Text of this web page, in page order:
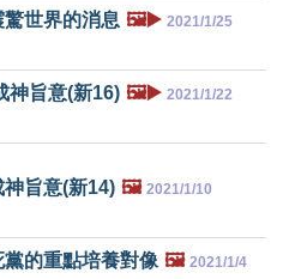
世界的消息 🖼️▶️ 2021/1/25
神旨意(新16) 🖼️▶️ 2021/1/22
旨意(新14) 🖼️ 2021/1/10
的重點培養對像 🖼️ 2021/1/4